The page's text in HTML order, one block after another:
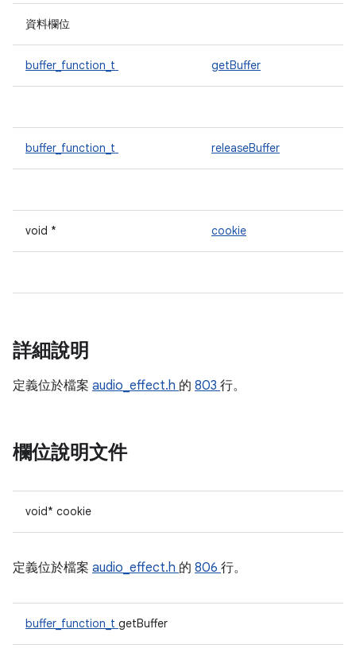
資料欄位
buffer_function_t getBuffer
buffer_function_t releaseBuffer
void * cookie
詳細說明
定義位於檔案 audio_effect.h 的 803 行。
欄位說明文件
void* cookie
定義位於檔案 audio_effect.h 的 806 行。
buffer_function_t getBuffer